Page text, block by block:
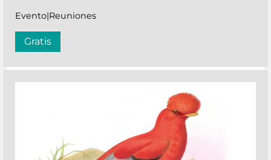
Evento|Reuniones
Gratis